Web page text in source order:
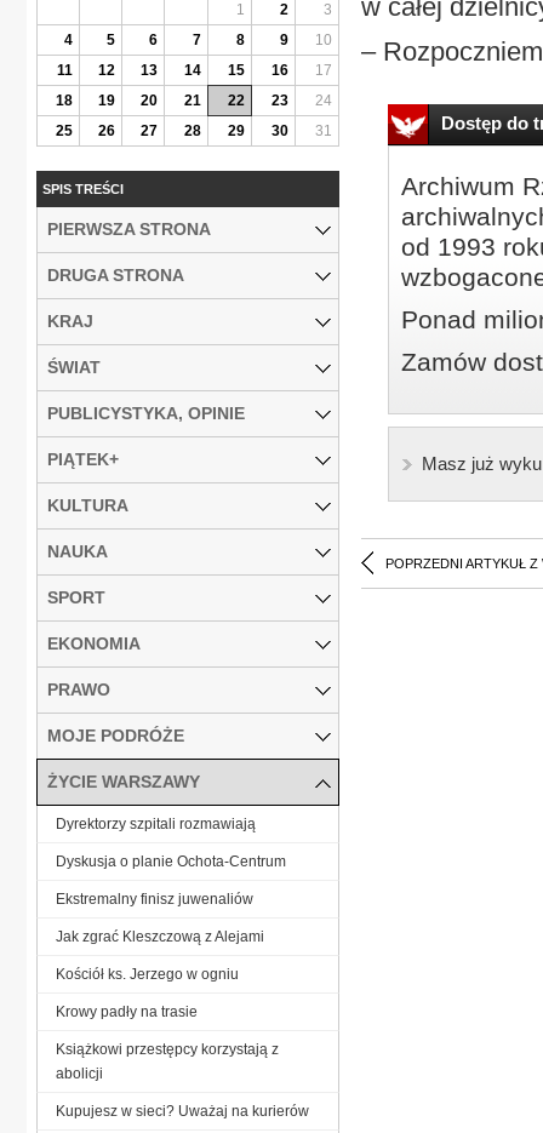
w całej
–
Dostęp do
Archiwum
od 1993
Ponad
Zamów
Masz już
POPRZEDNI ARTYKUŁ Z
1
2
3
4
5 6 7 8 9
10
11
12 13 14 15 16
17
18
19 20 21 22 23
24
25
26 27 28 29 30 31
SPIS TREŚCI
PIERWSZA STRONA
DRUGA STRONA
KRAJ
ŚWIAT
PUBLICYSTYKA, OPINIE
PIĄTEK+
KULTURA
NAUKA
SPORT
EKONOMIA
PRAWO
MOJE PODRÓŻE
ŻYCIE WARSZAWY
Dyrektorzy szpitali rozmawiają
Dyskusja o planie Ochota-Centrum
Ekstremalny finisz juwenaliów
Jak zgrać Kleszczową z Alejami
Kościół ks. Jerzego w ogniu
Krowy padły na trasie
Książkowi przestępcy korzystają z
abolicji
Kupujesz w sieci? Uważaj na kurierów